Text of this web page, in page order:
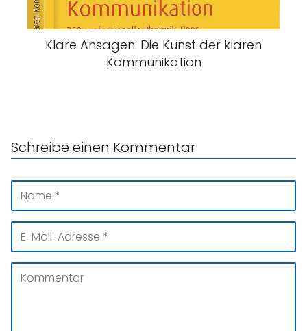
Klare Ansagen: Die Kunst der klaren
Kommunikation
Schreibe einen Kommentar